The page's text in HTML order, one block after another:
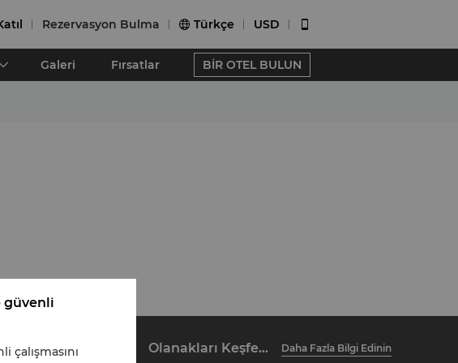
Rezervasyon Bulma  Türkçe USD 
Galeri Fırsatlar BİR OTEL BULUN
Olanakları Keşfedin
Daha Fazla Bilgi Edinin
güvenli